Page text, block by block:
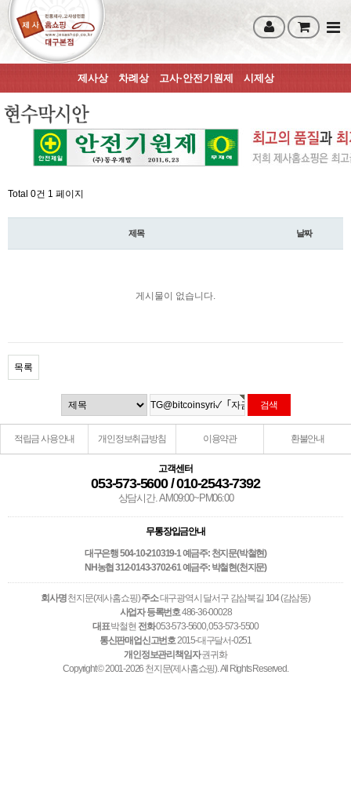
제사상 차례상 고사·안전기원제 시제상
Total 0건 1 페이지
제목 날짜
게시물이 없습니다.
목록
적립금 사용안내 개인정보취급방침 이용약관 환불안내
고객센터
053-573-5600 / 010-2543-7392
상담시간. AM09:00~PM06:00
무통장입금안내
대구은행 504-10-210319-1 예금주: 천지문(박철현)
NH농협 312-0143-3702-61 예금주: 박철현(천지문)
회사명천지문(제사홈쇼핑)주소대구광역시 달서구 감삼북길 104 (감삼동)
사업자 등록번호486-36-00028
대표박철현 전화053-573-5600, 053-573-5500
통신판매업신고번호2015-대구달서-0251
개인정보관리책임자권귀화
Copyright © 2001-2026 천지문(제사홈쇼핑). All Rights Reserved.